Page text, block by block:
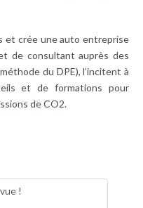
et crée une auto entreprise
de consultant auprès des
du DPE), l’incitent à
et de formations pour
de CO2.
!